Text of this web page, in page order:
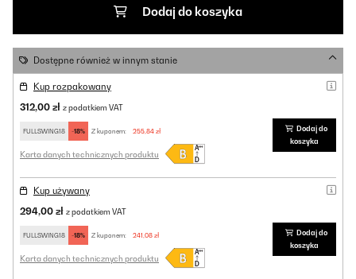
Dodaj do koszyka
Dostępne również w innym stanie
Kup rozpakowany
312,00 zł z podatkiem VAT
FULLSWING18 -18% Z kuponem: 255,84 zł
Karta danych technicznych produktu
Dodaj do
koszyka
Kup używany
294,00 zł z podatkiem VAT
FULLSWING18 -18% Z kuponem: 241,08 zł
Karta danych technicznych produktu
Dodaj do
koszyka